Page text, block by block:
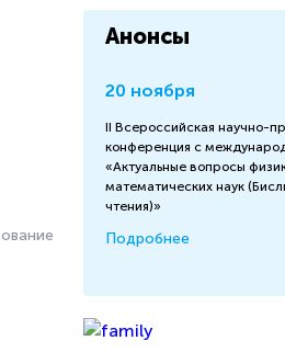
Анонсы
20 ноября
II Всероссийская научно-
конференция с
«Актуальные вопросы
математических наук
чтения)»
Подробнее